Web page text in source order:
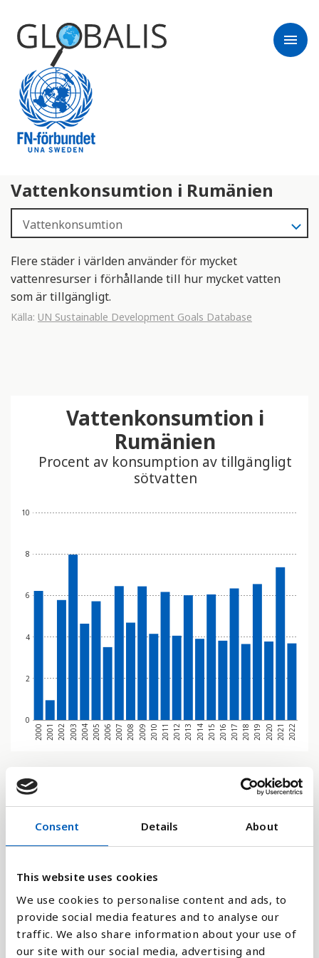
Consent Details About
This website uses cookies
We use cookies to personalise content and ads, to
provide social media features and to analyse our
traffic. We also share information about your use of
our site with our social media, advertising and
menu
Vattenkonsumtion i Rumänien
Flere städer i världen använder för mycket
vattenresurser i förhållande till hur mycket vatten
som är tillgängligt.
Källa: UN Sustainable Development Goals Database
0
2
4
6
8
10
2000 2001 2002 2003 2004 2005 2006 2007 2008 2009 2010 2011 2012 2013 2014 2015 2016 2017 2018 2019 2020 2021 2022
Vattenkonsumtion i
Rumänien
Procent av konsumption av tillgängligt
sötvatten
Stapeldiagram
Linje
Jämför med: